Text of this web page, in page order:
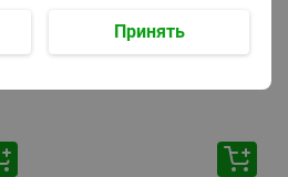
ТОФУ Vegetus ТВЕРДЫЙ
Принять